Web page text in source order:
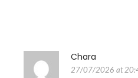
Chara
27/07/2026 at